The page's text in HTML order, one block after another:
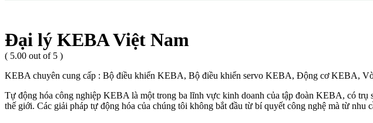
Đại lý KEBA Việt Nam
( 5.00 out of 5 )
KEBA chuyên cung cấp : Bộ điều khiển KEBA, Bộ điều khiển servo KEBA, Động cơ KEBA,
Tự động hóa công nghiệp KEBA là một trong ba lĩnh vực kinh doanh của tập đoàn KEBA, có
thế giới. Các giải pháp tự động hóa của chúng tôi không bắt đầu từ bí quyết công nghệ mà từ nhu